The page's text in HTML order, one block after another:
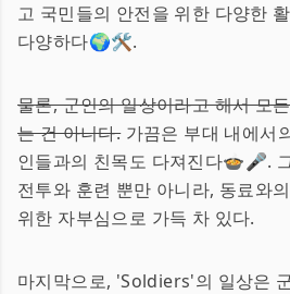
고 국민들의 안전을 위한 다양한
다양하다🌍🛠️.
물론, 군인의 일상이라고 해서 모
는 건 아니다.가끔은 부대 내에서
인들과의 친목도 다져진다🍲🎤.
전투와 훈련 뿐만 아니라, 동료와
위한 자부심으로 가득 차 있다.
마지막으로, 'Soldiers'의 일상은